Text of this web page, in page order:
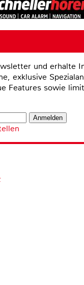
und erhalte
exklusive
Features sowie